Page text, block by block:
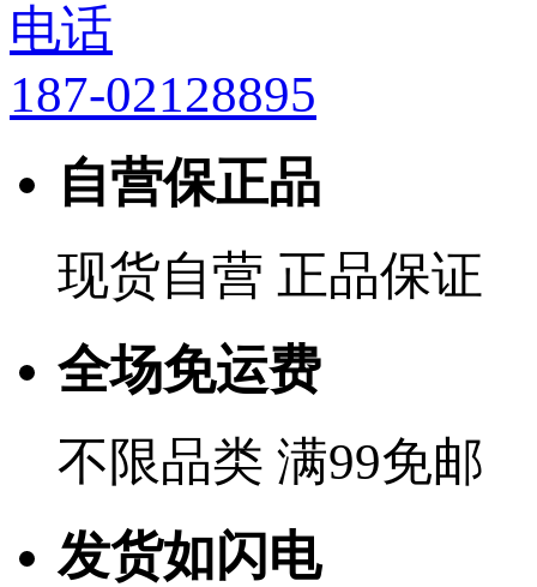
电话
187-02128895
自营保正品
现货自营 正品保证
全场免运费
不限品类 满99免邮
发货如闪电